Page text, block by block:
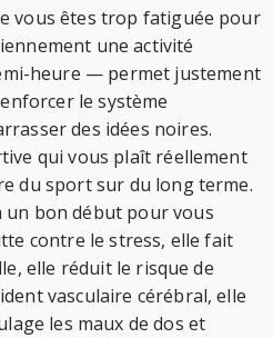
vous êtes trop fatiguée pour
une activité
heure — permet justement
le système
des idées noires.
qui vous plaît réellement
du sport sur du long terme.
un bon début pour vous
contre le stress, elle fait
elle réduit le risque de
vasculaire cérébral, elle
les maux de dos et